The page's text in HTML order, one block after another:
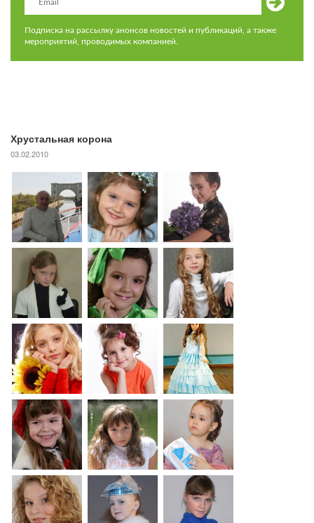
Подписка на рассылку анонсов новостей и публикаций, а также
мероприятий, проводимых компанией.
Хрустальная корона
03.02.2010